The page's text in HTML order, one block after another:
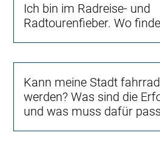
Ich bin im Radreise- und
Radtourenfieber. Wo
Kann meine Stadt
werden? Was sind die
und was muss dafür